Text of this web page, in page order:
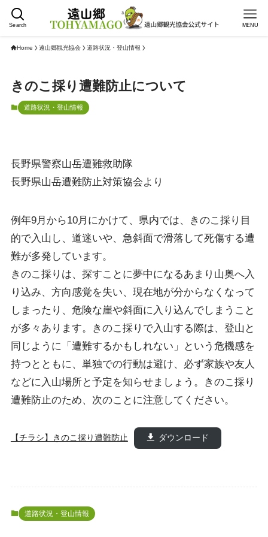
Search MENU
Home 遠山郷観光協会 道路状況・登山情報
きのこ採り遭難防止について
道路状況・登山情報
長野県警察山岳遭難救助隊
長野県山岳遭難防止対策協会より
例年9月から10月にかけて、県内では、きのこ採り目
的で入山し、道迷いや、急斜面で滑落して死傷する遭
難が多発しています。
きのこ採りは、探すことに夢中になるあまり山奥へ入
り込み、方向感覚を失い、現在地が分からなくなって
しまったり、危険な崖や斜面に入り込んでしまうこと
が多々あります。きのこ採りで入山する際は、登山と
同じように「遭難するかもしれない」という危機感を
持つとともに、単独での行動は避け、必ず家族や友人
などに入山場所と予定を知らせましょう。きのこ採り
遭難防止のため、次のことに注意してください。
【チラシ】きのこ採り遭難防止 ダウンロード
道路状況・登山情報